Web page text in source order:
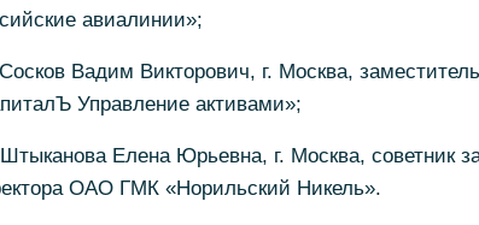
авиалинии»;
Вадим Викторович, г. Москва,
Управление активами»;
Елена Юрьевна, г. Москва, советник
ОАО ГМК «Норильский Никель».